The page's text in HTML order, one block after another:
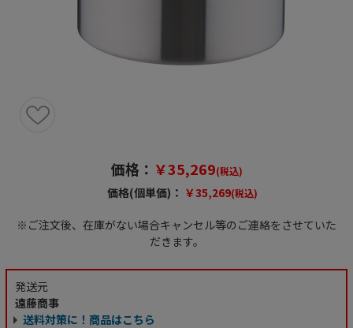
価格： ￥35,269(税込)
価格(個単価)： ￥35,269(税込)
※ご注文後、在庫がない場合キャンセル等のご連絡をさせていた
だきます。
発送元
遠藤商事
送料対策に！商品はこちら